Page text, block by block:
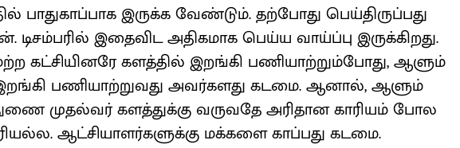
பாதுகாப்பாக இருக்க வேண்டும். தற்போது பெய்திருப்பது
இதைவிட அதிகமாக பெய்ய வாய்ப்பு இருக்கிறது.
கட்சியினரே களத்தில் இறங்கி பணியாற்றும்போது, ஆளும்
பணியாற்றுவது அவர்களது கடமை. ஆனால், ஆளும்
முதல்வர் களத்துக்கு வருவதே அரிதான காரியம் போல
ஆட்சியாளர்களுக்கு மக்களை காப்பது கடமை.